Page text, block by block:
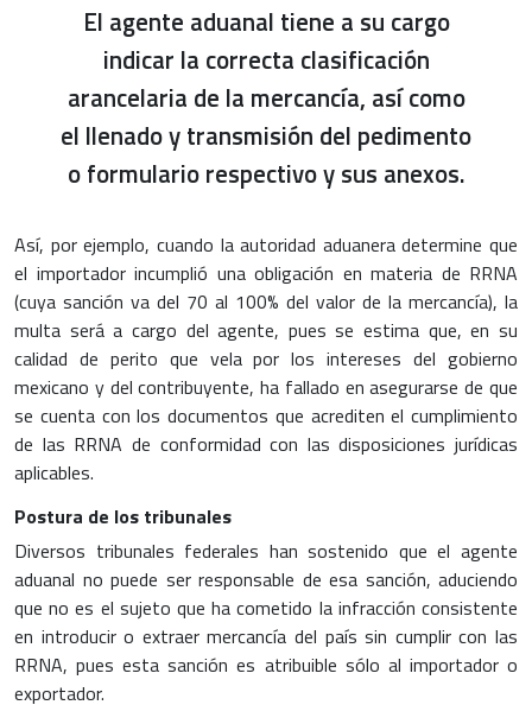
El agente aduanal tiene a su cargo
indicar la correcta clasificación
arancelaria de la mercancía, así como
el llenado y transmisión del pedimento
o formulario respectivo y sus anexos.
Así, por ejemplo, cuando la autoridad aduanera determine que
el importador incumplió una obligación en materia de RRNA
(cuya sanción va del 70 al 100% del valor de la mercancía), la
multa será a cargo del agente, pues se estima que, en su
calidad de perito que vela por los intereses del gobierno
mexicano y del contribuyente, ha fallado en asegurarse de que
se cuenta con los documentos que acrediten el cumplimiento
de las RRNA de conformidad con las disposiciones jurídicas
aplicables.
Postura de los tribunales
Diversos tribunales federales han sostenido que el agente
aduanal no puede ser responsable de esa sanción, aduciendo
que no es el sujeto que ha cometido la infracción consistente
en introducir o extraer mercancía del país sin cumplir con las
RRNA, pues esta sanción es atribuible sólo al importador o
exportador.